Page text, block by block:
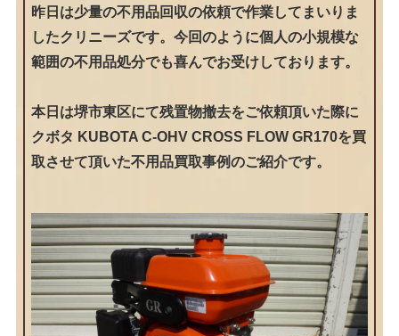
昨日は少量の不用品回収の依頼で作業してまいりま
したクリニーズです。今回のように個人の小規模な
範囲の不用品処分でも喜んでお受けしております。
本日は堺市東区にて残置物撤去をご依頼頂いた際に
クボタ KUBOTA C-OHV CROSS FLOW GR170を買
取させて頂いた不用品買取事例のご紹介です。